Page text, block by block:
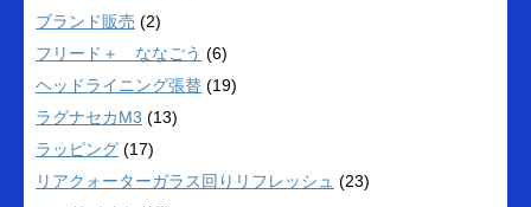
ブランド販売 (2)
フリード＋ ななごう (6)
ヘッドライニング張替 (19)
ラグナセカM3 (13)
ラッピング (17)
リアクォーターガラス回りリフレッシュ (23)